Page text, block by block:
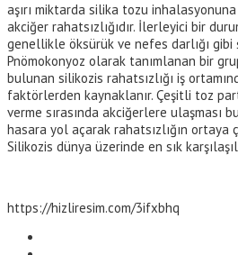
aşırı miktarda silika tozu
akciğer rahatsızlığıdır. İlerleyici bir
genellikle öksürük ve nefes darlığı gibi
Pnömokonyoz olarak tanımlanan bir
bulunan silikozis rahatsızlığı iş
faktörlerden kaynaklanır. Çeşitli toz
verme sırasında akciğerlere ulaşması
hasara yol açarak rahatsızlığın ortaya
Silikozis dünya üzerinde en sık
https://hizliresim.com/3ifxbhq